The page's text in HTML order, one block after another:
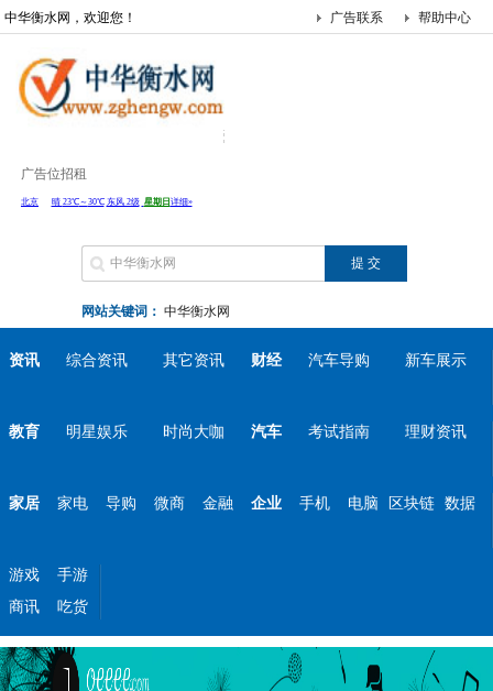
中华衡水网，欢迎您！ 帮助中心
广告联系
广告位招租
网站关键词： 中华衡水网
资讯 综合资讯 其它资讯 财经 汽车导购 新车展示
教育 明星娱乐 时尚大咖 汽车 考试指南 理财资讯
家居 家电 导购 微商 金融 企业 手机 电脑 区块链 数据
游戏
手游
商讯
吃货